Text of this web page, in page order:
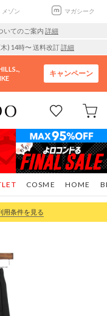
メゾン マガシーク
いてのご案内 詳細
木) 14時〜 送料改訂詳細
キャンペーン
COSME HOME
用条件を見る